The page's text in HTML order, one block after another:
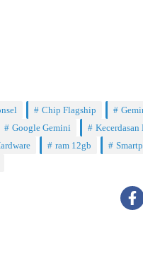
Chip Flagship
Google Gemini
Kecerdasan
ram 12gb